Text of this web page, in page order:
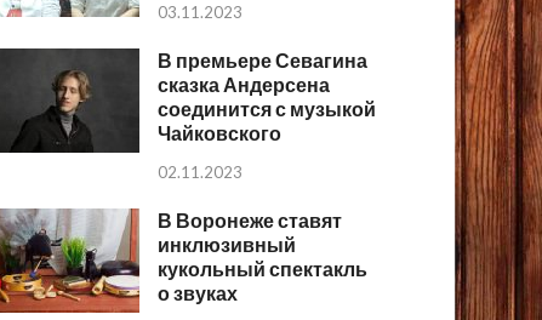
03.11.2023
В премьере Севагина
сказка Андерсена
соединится с музыкой
Чайковского
02.11.2023
В Воронеже ставят
инклюзивный
кукольный спектакль
о звуках